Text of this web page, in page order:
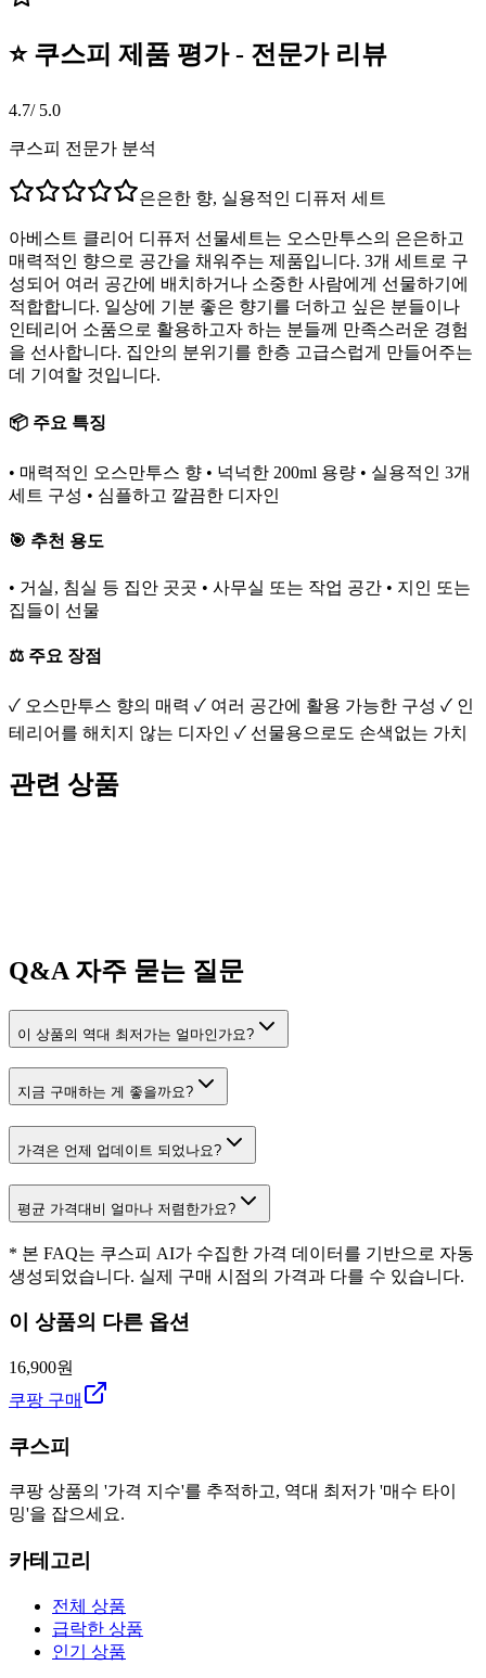
⭐ 쿠스피 제품 평가 - 전문가 리뷰
4.7/ 5.0
쿠스피 전문가 분석
은은한 향, 실용적인 디퓨저 세트
아베스트 클리어 디퓨저 선물세트는 오스만투스의 은은하고
매력적인 향으로 공간을 채워주는 제품입니다. 3개 세트로 구
성되어 여러 공간에 배치하거나 소중한 사람에게 선물하기에
적합합니다. 일상에 기분 좋은 향기를 더하고 싶은 분들이나
인테리어 소품으로 활용하고자 하는 분들께 만족스러운 경험
을 선사합니다. 집안의 분위기를 한층 고급스럽게 만들어주는
데 기여할 것입니다.
📦 주요 특징
• 매력적인 오스만투스 향 • 넉넉한 200ml 용량 • 실용적인 3개
세트 구성 • 심플하고 깔끔한 디자인
🎯 추천 용도
• 거실, 침실 등 집안 곳곳 • 사무실 또는 작업 공간 • 지인 또는
집들이 선물
⚖️ 주요 장점
✓ 오스만투스 향의 매력 ✓ 여러 공간에 활용 가능한 구성 ✓ 인
테리어를 해치지 않는 디자인 ✓ 선물용으로도 손색없는 가치
관련 상품
Q&A 자주 묻는 질문
이 상품의 역대 최저가는 얼마인가요?
지금 구매하는 게 좋을까요?
가격은 언제 업데이트 되었나요?
평균 가격대비 얼마나 저렴한가요?
* 본 FAQ는 쿠스피 AI가 수집한 가격 데이터를 기반으로 자동
생성되었습니다. 실제 구매 시점의 가격과 다를 수 있습니다.
이 상품의 다른 옵션
16,900원
쿠팡 구매
쿠스피
쿠팡 상품의 '가격 지수'를 추적하고, 역대 최저가 '매수 타이
밍'을 잡으세요.
카테고리
전체 상품
급락한 상품
인기 상품